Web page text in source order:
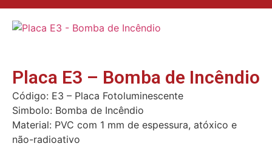
Placa E3 – Bomba de Incêndio
Código: E3 – Placa Fotoluminescente
Simbolo: Bomba de Incêndio
Material: PVC com 1 mm de espessura, atóxico e
não-radioativo